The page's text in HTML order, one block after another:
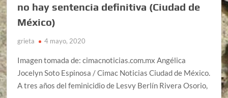
no hay sentencia definitiva (Ciudad de
México)
grieta 4 mayo, 2020
Imagen tomada de: cimacnoticias.com.mx Angélica
Jocelyn Soto Espinosa / Cimac Noticias Ciudad de México.
A tres años del feminicidio de Lesvy Berlín Rivera Osorio,